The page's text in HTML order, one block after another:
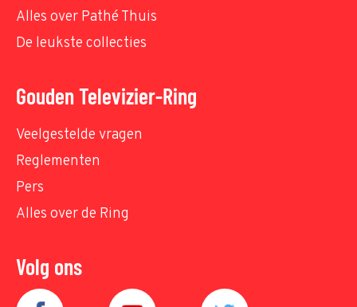
Alles over Pathé Thuis
De leukste collecties
Gouden Televizier-Ring
Veelgestelde vragen
Reglementen
Pers
Alles over de Ring
Volg ons